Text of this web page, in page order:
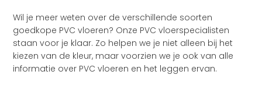
Wil je meer weten over de verschillende soorten
goedkope PVC vloeren? Onze PVC vloerspecialisten
staan voor je klaar. Zo helpen we je niet alleen bij het
kiezen van de kleur, maar voorzien we je ook van alle
informatie over PVC vloeren en het leggen ervan.